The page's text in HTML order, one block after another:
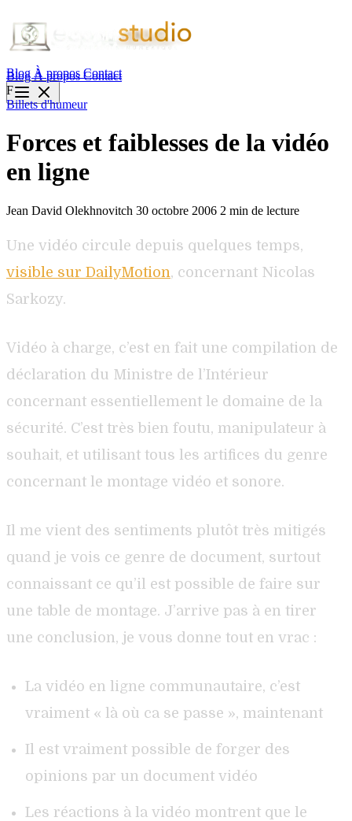
Blog À propos Contact
BlogÀ proposContact
F
Billets d'humeur
Forces et faiblesses de la vidéo
en ligne
Jean David Olekhnovitch 30 octobre 2006 2 min de lecture
Une vidéo circule depuis quelques temps,
visible sur DailyMotion, concernant Nicolas
Sarkozy.
Vidéo à charge, c’est en fait une compilation de
déclaration du Ministre de l’Intérieur
concernant essentiellement le domaine de la
sécurité. C’est très bien foutu, manipulateur à
souhait, et utilisant tous les artifices du genre
concernant le montage vidéo et sonore.
Il me vient des sentiments plutôt très mitigés
quand je vois ce genre de document, surtout
connaissant ce qu’il est possible de faire sur
une table de montage. J’arrive pas à en tirer
une conclusion, je vous donne tout en vrac :
La vidéo en ligne communautaire, c’est
vraiment « là où ca se passe », maintenant
Il est vraiment possible de forger des
opinions par un document vidéo
Les réactions à la vidéo montrent que le